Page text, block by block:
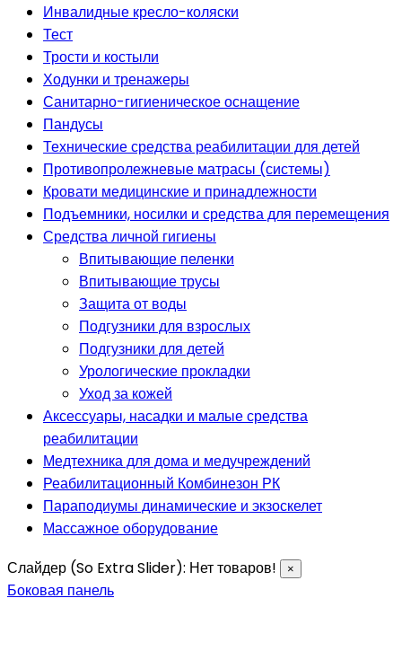
Инвалидные кресло-коляски
Тест
Трости и костыли
Ходунки и тренажеры
Санитарно-гигиеническое оснащение
Пандусы
Технические средства реабилитации для детей
Противопролежневые матрасы (системы)
Кровати медицинские и принадлежности
Подъемники, носилки и средства для перемещения
Средства личной гигиены
Впитывающие пеленки
Впитывающие трусы
Защита от воды
Подгузники для взрослых
Подгузники для детей
Урологические прокладки
Уход за кожей
Аксессуары, насадки и малые средства
реабилитации
Медтехника для дома и медучреждений
Реабилитационный Комбинезон РК
Параподиумы динамические и экзоскелет
Массажное оборудование
Слайдер (So Extra Slider): Нет товаров!
×
Боковая панель